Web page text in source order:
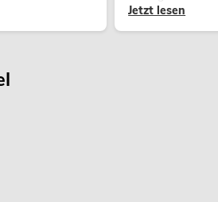
modernen
Charakter und
Jetzt lesen